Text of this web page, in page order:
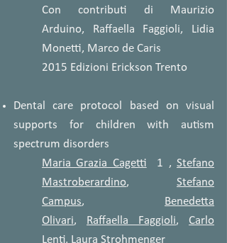
Con contributi di Maurizio
Arduino, Raffaella Faggioli, Lidia
Monetti, Marco de Caris
2015 Edizioni Erickson Trento
Dental care protocol based on visual
supports for children with autism
spectrum disorders
Maria Grazia Cagetti 1 ,Stefano
Mastroberardino, Stefano
Campus,
Benedetta
Olivari, Raffaella Faggioli, Carlo
Lenti, Laura Strohmenger